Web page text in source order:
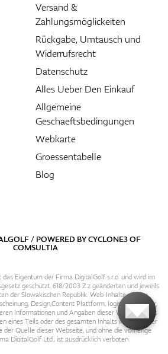
Versand &
Zahlungsmöglickeiten
Rückgabe, Umtausch und
Widerrufsrecht
Datenschutz
Alles Ueber Den Einkauf
Allgemeine
Geschaeftsbedingungen
Webkarte
Groessentabelle
Blog
/ POWERED BYCYCLONE3OF
COMSULTIA
Eigentum der Firma DigitalGolf s.r.o. und wird im
geschützt. 618/2003 Z.z geänderten und jeweils
der Slowakischen Republik. Web-Inhalte sind zu
Design,Content Plattform, logische Struktur,
Informationen und Angaben dieser Webseite. Das
eines Teils oder des gesamten Inhalts in irgendeiner
der Quelle dieser Webseite, und ohne die vorherige
DigitalGolf Ltd., ist ausdrücklich verboten.